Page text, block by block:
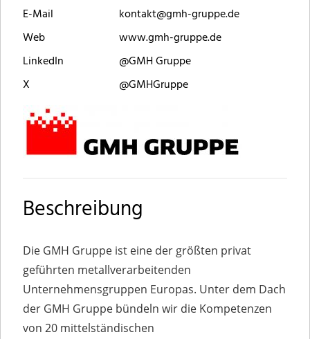
E-Mail
kontakt@gmh-gruppe.de
Web
www.gmh-gruppe.de
LinkedIn
@GMH Gruppe
X
@GMHGruppe
Beschreibung
Die GMH Gruppe ist eine der größten privat
geführten metallverarbeitenden
Unternehmensgruppen Europas. Unter dem Dach
der GMH Gruppe bündeln wir die Kompetenzen
von 20 mittelständischen